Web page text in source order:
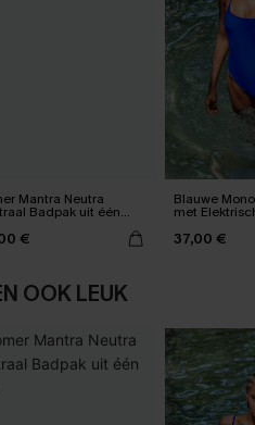
Mantra Neutra
Badpak uit één
€
Blauwe
met
37,00 €
OOK LEUK